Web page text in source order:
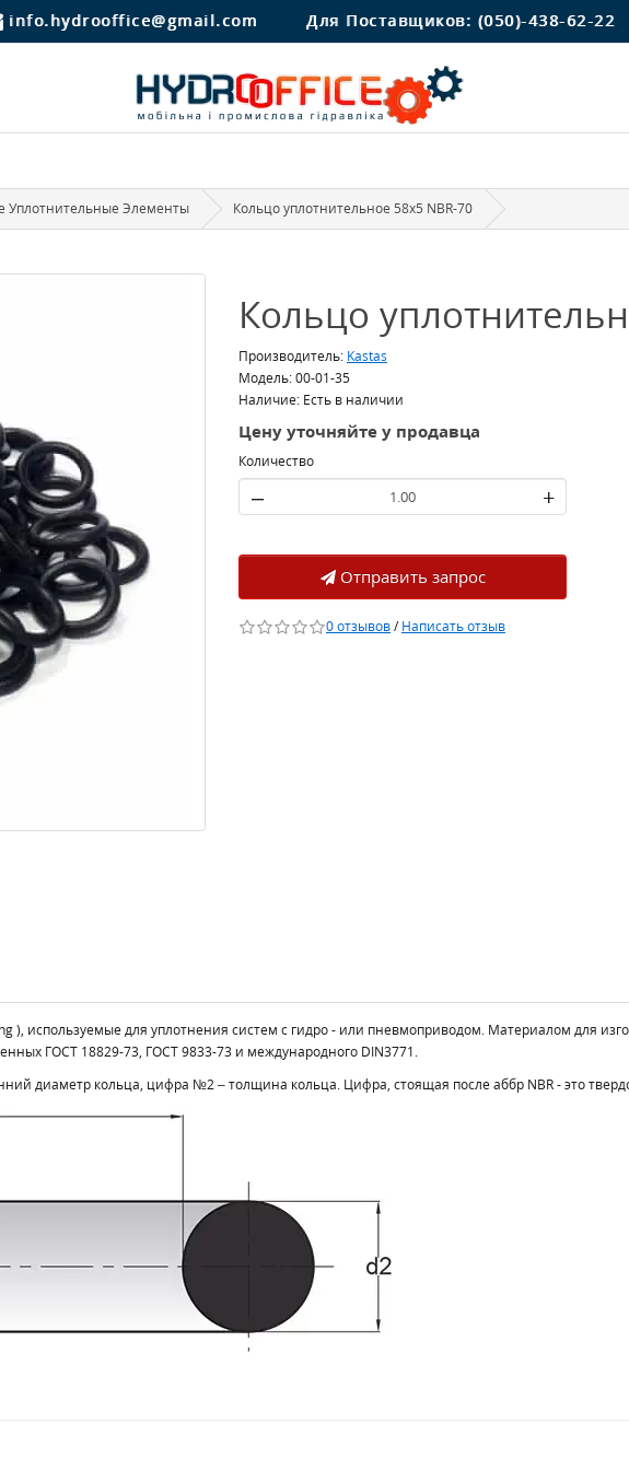
info.hydrooffice@gmail.com Для Поставщиков: (050)-438-62-22
Уплотнительные Элементы Кольцо уплотнительное 58x5 NBR-70
Кольцо
Производитель: Kastas
Модель: 00-01-35
Наличие: Есть в наличии
Цену уточняйте у продавца
Количество
– +
Отправить запрос
0 отзывов/Написать отзыв
), используемые для уплотнения систем с гидро - или пневмоприводом. Материалом для
ГОСТ 18829-73, ГОСТ 9833-73 и международного DIN3771.
диаметр кольца, цифра №2 – толщина кольца. Цифра, стоящая после аббр NBR - это